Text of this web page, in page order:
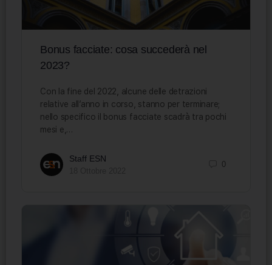
Bonus facciate: cosa succederà nel
2023?
Con la fine del 2022, alcune delle detrazioni
relative all’anno in corso, stanno per terminare;
nello specifico il bonus facciate scadrà tra pochi
mesi e,…
Staff ESN
0